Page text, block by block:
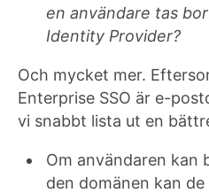
en användare tas
Identity Provider?
Och mycket mer.
Enterprise SSO är e-
vi snabbt lista ut en
Om användaren kan
den domänen kan